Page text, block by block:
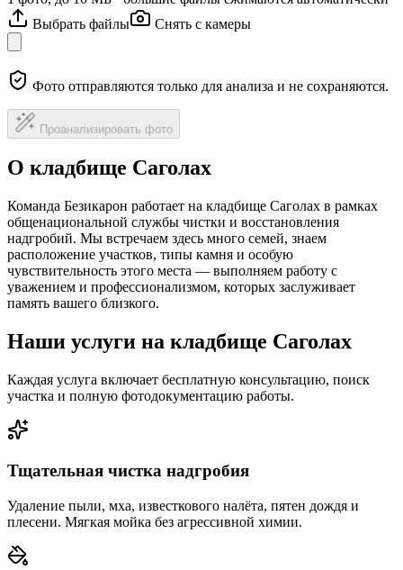
Выбрать файлы
Снять с камеры
Фото отправляются только для анализа и не сохраняются.
Проанализировать фото
О кладбище Саголах
Команда Безикарон работает на кладбище Саголах в рамках
общенациональной службы чистки и восстановления
надгробий. Мы встречаем здесь много семей, знаем
расположение участков, типы камня и особую
чувствительность этого места — выполняем работу с
уважением и профессионализмом, которых заслуживает
память вашего близкого.
Наши услуги на кладбище Саголах
Каждая услуга включает бесплатную консультацию, поиск
участка и полную фотодокументацию работы.
Тщательная чистка надгробия
Удаление пыли, мха, известкового налёта, пятен дождя и
плесени. Мягкая мойка без агрессивной химии.